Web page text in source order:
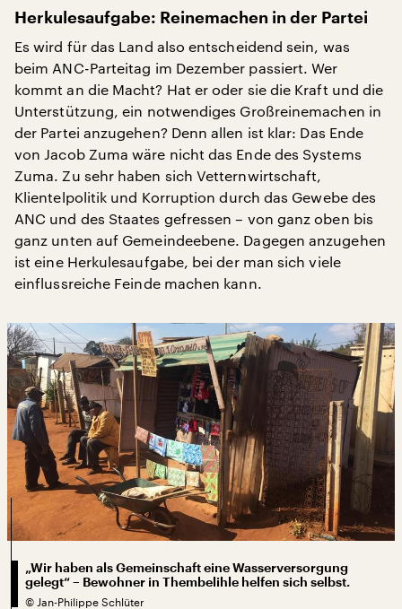
Herkulesaufgabe: Reinemachen in der Partei
Es wird für das Land also entscheidend sein, was
beim ANC-Parteitag im Dezember passiert. Wer
kommt an die Macht? Hat er oder sie die Kraft und die
Unterstützung, ein notwendiges Großreinemachen in
der Partei anzugehen? Denn allen ist klar: Das Ende
von Jacob Zuma wäre nicht das Ende des Systems
Zuma. Zu sehr haben sich Vetternwirtschaft,
Klientelpolitik und Korruption durch das Gewebe des
ANC und des Staates gefressen – von ganz oben bis
ganz unten auf Gemeindeebene. Dagegen anzugehen
ist eine Herkulesaufgabe, bei der man sich viele
einflussreiche Feinde machen kann.
„Wir haben als Gemeinschaft eine Wasserversorgung
gelegt“ – Bewohner in Thembelihle helfen sich selbst.
© Jan-Philippe Schlüter